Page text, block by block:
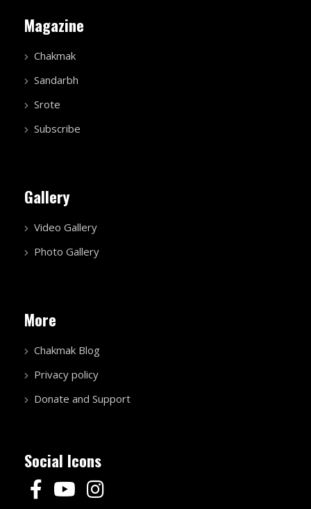
Magazine
Chakmak
Sandarbh
Srote
Subscribe
Gallery
Video Gallery
Photo Gallery
More
Chakmak Blog
Privacy policy
Donate and Support
Social Icons